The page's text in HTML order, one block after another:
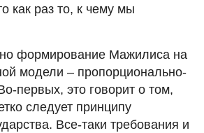
как раз то, к чему мы
формирование Мажилиса на
модели – пропорционально-
первых, это говорит о том,
следует принципу
Все-таки требования и